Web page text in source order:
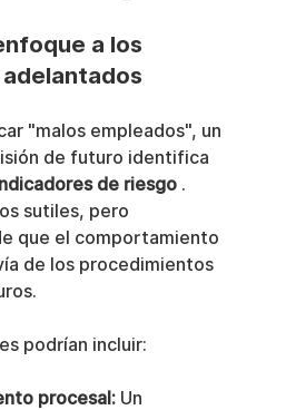
a los
"malos empleados", un
de futuro identifica
de riesgo .
sutiles, pero
que el comportamiento
de los procedimientos
podrían incluir:
procesal: Un